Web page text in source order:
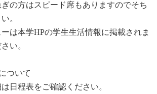
の方はスピード席もありますのでそち
。
は本学HPの学生生活情報に掲載されま
い。
ついて
日程表をご確認ください。